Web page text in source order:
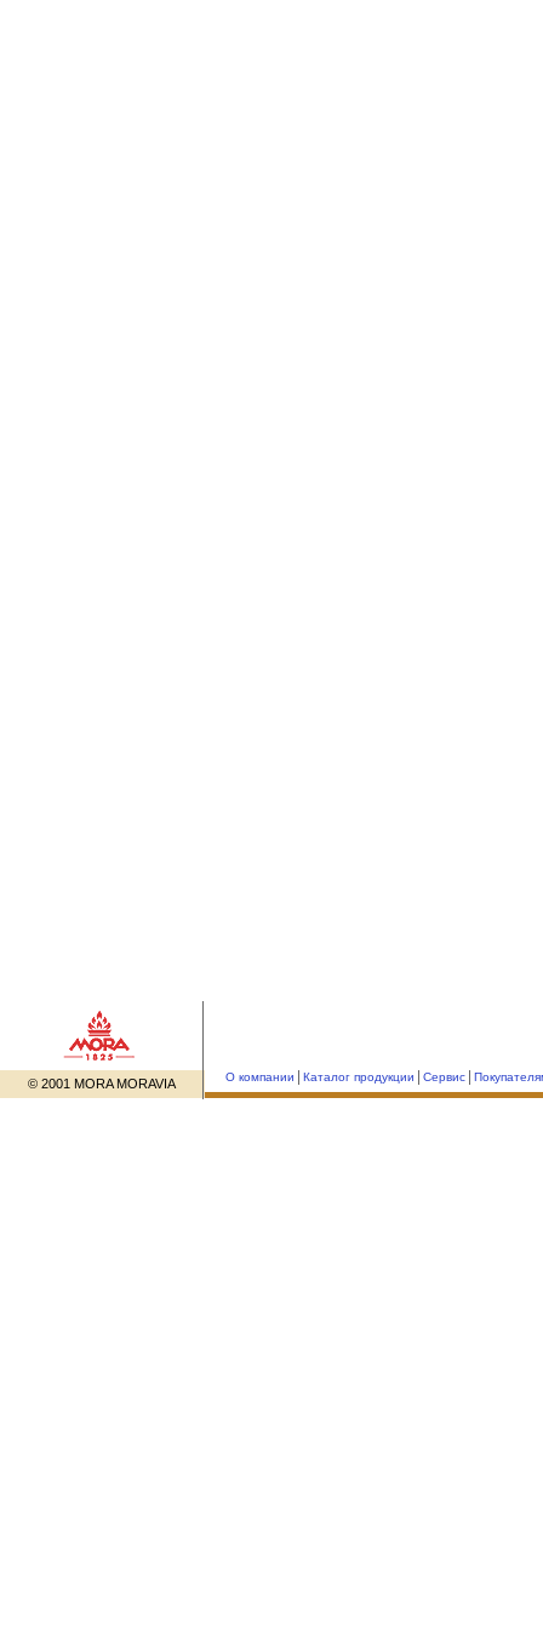
© 2001 MORA MORAVIA О компании Каталог продукции Сервис